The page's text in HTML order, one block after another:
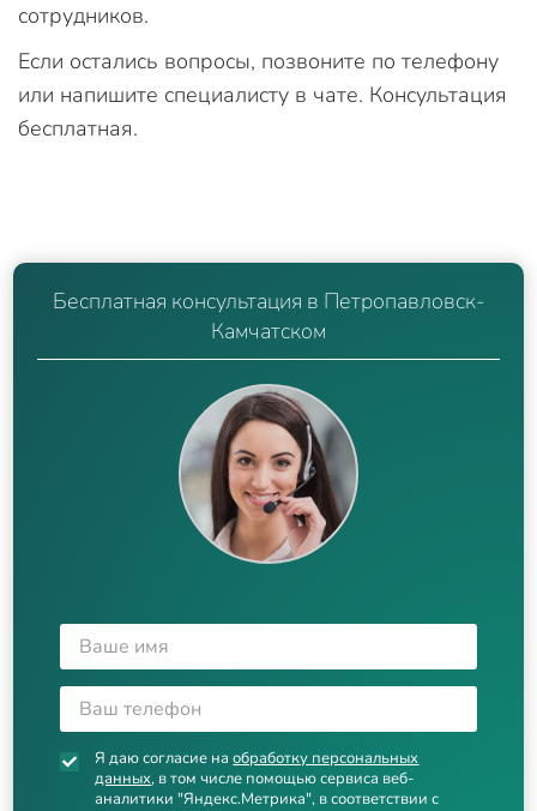
сотрудников.
Если остались вопросы, позвоните по телефону
или напишите специалисту в чате. Консультация
бесплатная.
Бесплатная консультация в Петропавловск-
Камчатском
Я даю согласие наобработку персональных
данных, в том числе помощью сервиса веб-
аналитики "Яндекс.Метрика", в соответствии с